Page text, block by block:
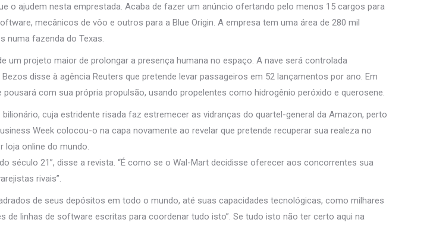
o ajudem nesta emprestada. Acaba de fazer um anúncio ofertando pelo menos 15 cargos para
mecânicos de vôo e outros para a Blue Origin. A empresa tem uma área de 280 mil
numa fazenda do Texas.
um projeto maior de prolongar a presença humana no espaço. A nave será controlada
disse à agência Reuters que pretende levar passageiros em 52 lançamentos por ano. Em
com sua própria propulsão, usando propelentes como hidrogênio peróxido e querosene.
cuja estridente risada faz estremecer as vidranças do quartel-general da Amazon, perto
Week colocou-o na capa novamente ao revelar que pretende recuperar sua realeza no
loja online do mundo.
século 21”, disse a revista. “É como se o Wal-Mart decidisse oferecer aos concorrentes sua
rivais”.
de seus depósitos em todo o mundo, até suas capacidades tecnológicas, como milhares
de linhas de software escritas para coordenar tudo isto”. Se tudo isto não ter certo aqui na